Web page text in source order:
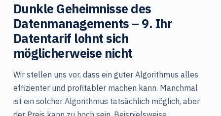
Dunkle Geheimnisse des
Datenmanagements – 9. Ihr
Datentarif lohnt sich
möglicherweise nicht
Wir stellen uns vor, dass ein guter Algorithmus alles
effizienter und profitabler machen kann. Manchmal
ist ein solcher Algorithmus tatsächlich möglich, aber